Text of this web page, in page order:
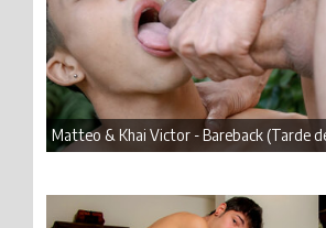
Matteo & Khai Victor - Bareback (Tarde